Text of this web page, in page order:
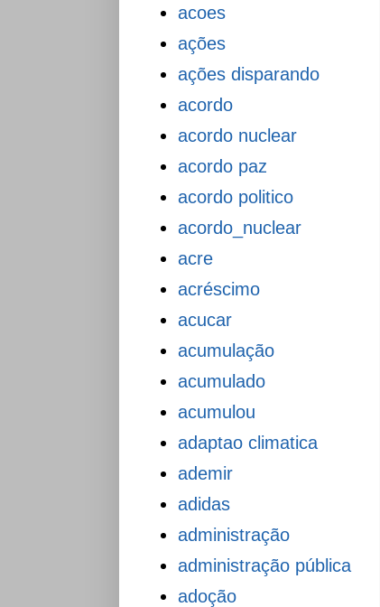
acoes
ações
ações disparando
acordo
acordo nuclear
acordo paz
acordo politico
acordo_nuclear
acre
acréscimo
acucar
acumulação
acumulado
acumulou
adaptao climatica
ademir
adidas
administração
administração pública
adoção